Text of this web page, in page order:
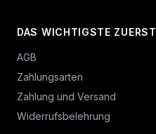
DAS WICHTIGSTE ZUERST
AGB
Zahlungsarten
Zahlung und Versand
Widerrufsbelehrung